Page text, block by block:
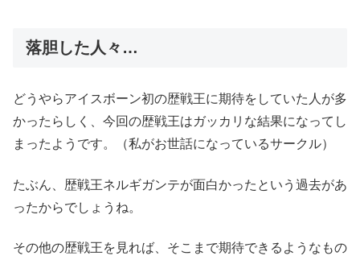
落胆した人々…
どうやらアイスボーン初の歴戦王に期待をしていた人が多
かったらしく、今回の歴戦王はガッカリな結果になってし
まったようです。（私がお世話になっているサークル）
たぶん、歴戦王ネルギガンテが面白かったという過去があ
ったからでしょうね。
その他の歴戦王を見れば、そこまで期待できるようなもの